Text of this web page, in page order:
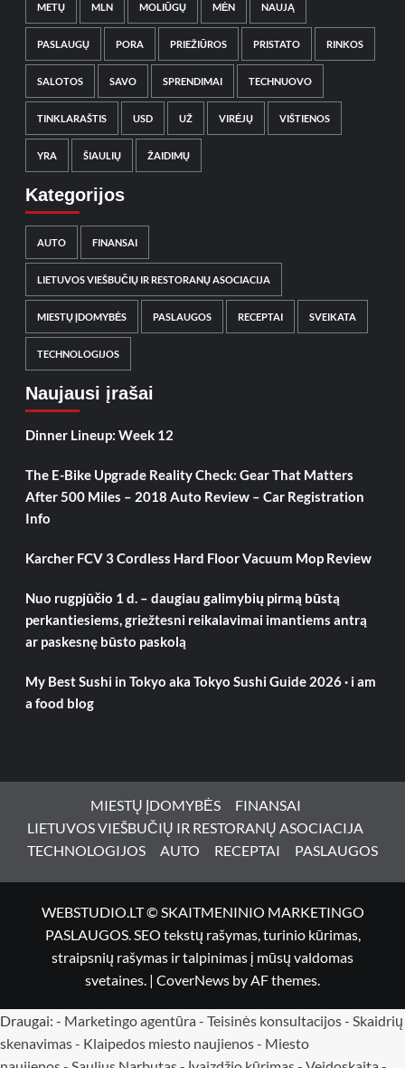
METŲ MLN MOLIŪGŲ MĖN NAUJĄ
PASLAUGŲ PORA PRIEŽIŪROS PRISTATO RINKOS
SALOTOS SAVO SPRENDIMAI TECHNUOVO
TINKLARAŠTIS USD UŽ VIRĖJŲ VIŠTIENOS
YRA ŠIAULIŲ ŽAIDIMŲ
Kategorijos
AUTO FINANSAI
LIETUVOS VIEŠBUČIŲ IR RESTORANŲ ASOCIACIJA
MIESTŲ ĮDOMYBĖS PASLAUGOS RECEPTAI SVEIKATA
TECHNOLOGIJOS
Naujausi įrašai
Dinner Lineup: Week 12
The E-Bike Upgrade Reality Check: Gear That Matters
After 500 Miles – 2018 Auto Review – Car Registration
Info
Karcher FCV 3 Cordless Hard Floor Vacuum Mop Review
Nuo rugpjūčio 1 d. – daugiau galimybių pirmą būstą
perkantiesiems, griežtesni reikalavimai imantiems antrą
ar paskesnę būsto paskolą
My Best Sushi in Tokyo aka Tokyo Sushi Guide 2026 · i am
a food blog
MIESTŲ ĮDOMYBĖS
FINANSAI
LIETUVOS VIEŠBUČIŲ IR RESTORANŲ ASOCIACIJA
TECHNOLOGIJOS
AUTO RECEPTAI PASLAUGOS
WEBSTUDIO.LT © SKAITMENINIO MARKETINGO
PASLAUGOS. SEO tekstų rašymas, turinio kūrimas,
straipsnių rašymas ir talpinimas į mūsų valdomas
svetaines. | CoverNews by AF themes.
Draugai: - Marketingo agentūra - Teisinės konsultacijos- Skaidrių
skenavimas- Klaipedos miesto naujienos- Miesto